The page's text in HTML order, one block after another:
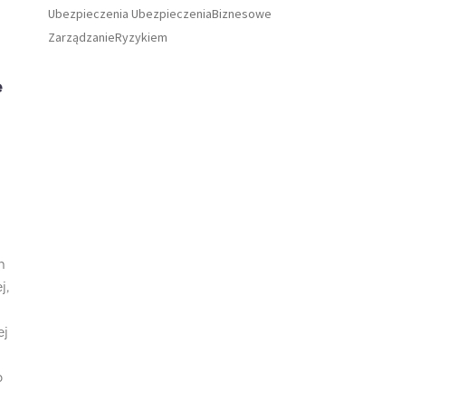
Ubezpieczenia UbezpieczeniaBiznesowe
ZarządzanieRyzykiem